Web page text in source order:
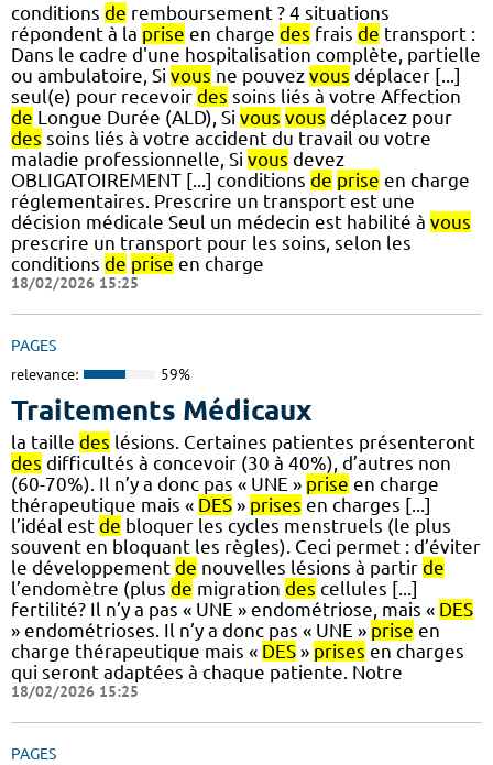
conditions de remboursement ? 4 situations
répondent à la prise en charge des frais de transport :
Dans le cadre d'une hospitalisation complète, partielle
ou ambulatoire, Si vous ne pouvez vous déplacer [...]
seul(e) pour recevoir des soins liés à votre Affection
de Longue Durée (ALD), Si vous vous déplacez pour
des soins liés à votre accident du travail ou votre
maladie professionnelle, Si vous devez
OBLIGATOIREMENT [...] conditions de prise en charge
réglementaires. Prescrire un transport est une
décision médicale Seul un médecin est habilité à vous
prescrire un transport pour les soins, selon les
conditions de prise en charge
18/02/2026 15:25
PAGES
relevance: 59%
Traitements Médicaux
la taille des lésions. Certaines patientes présenteront
des difficultés à concevoir (30 à 40%), d’autres non
(60-70%). Il n’y a donc pas « UNE » prise en charge
thérapeutique mais « DES » prises en charges [...]
l’idéal est de bloquer les cycles menstruels (le plus
souvent en bloquant les règles). Ceci permet : d’éviter
le développement de nouvelles lésions à partir de
l’endomètre (plus de migration des cellules [...]
fertilité? Il n’y a pas « UNE » endométriose, mais « DES
» endométrioses. Il n’y a donc pas « UNE » prise en
charge thérapeutique mais « DES » prises en charges
qui seront adaptées à chaque patiente. Notre
18/02/2026 15:25
PAGES